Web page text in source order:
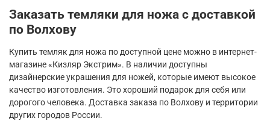
Заказать темляки для ножа с доставкой
по Волхову
Купить темляк для ножа по доступной цене можно в интернет-
магазине «Кизляр Экстрим». В наличии доступны
дизайнерские украшения для ножей, которые имеют высокое
качество изготовления. Это хороший подарок для себя или
дорогого человека. Доставка заказа по Волхову и территории
других городов России.